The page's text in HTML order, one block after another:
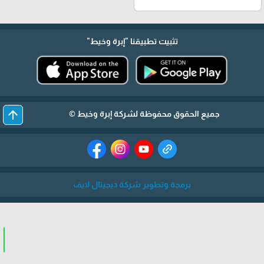
تثبيت تطبيقنا "إبرة وخيط"
جميع الحقوق محفوظة لشركة إبرة وخيط © arrow_upward
برمجة وتطوير شركة ديجيتال لايف